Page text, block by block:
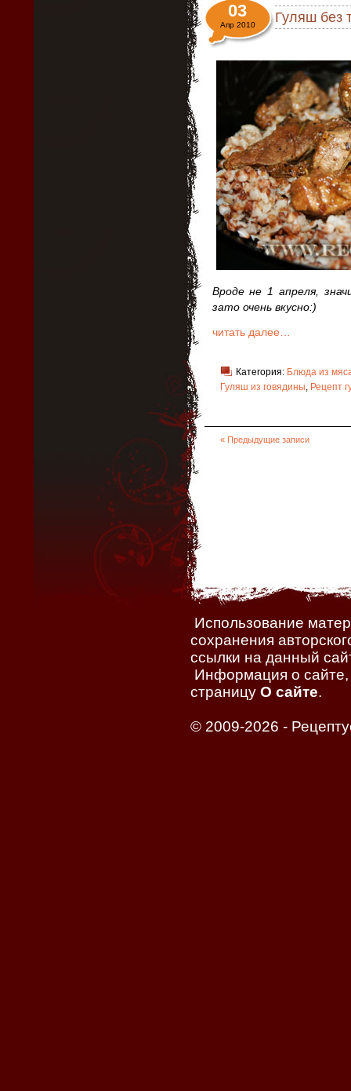
Гуляш без
03
Апр 2010
Вроде не 1 апреля,
зато очень вкусно:)
читать далее…
Категория: Блюда из
Гуляш из говядины, Рецепт
« Предыдущие записи
Использование
сохранения
ссылки на данный
Информация о сайте,
страницу О сайте.
© 2009-2026 -